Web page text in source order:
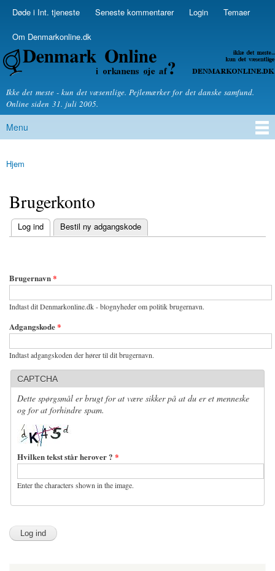
Skip to
Secondary menu
Døde i Int. tjeneste Seneste kommentarer Login Temaer
Om Denmarkonline.dk
Denmarkonline.dk - blognyheder om politik
Ikke det meste - kun det væsentlige. Pejlemærker for det danske samfund.
Online siden 31. juli 2005.
Main menu
Menu
You are here
Hjem
Brugerkonto
Primary tabs
Log ind
(active tab) Bestil ny adgangskode
Brugernavn*
Indtast dit Denmarkonline.dk - blognyheder om politik brugernavn.
Adgangskode*
Indtast adgangskoden der hører til dit brugernavn.
CAPTCHA
Dette spørgsmål er brugt for at være sikker på at du er et menneske
og for at forhindre spam.
Hvilken tekst står herover ? *
Enter the characters shown in the image.